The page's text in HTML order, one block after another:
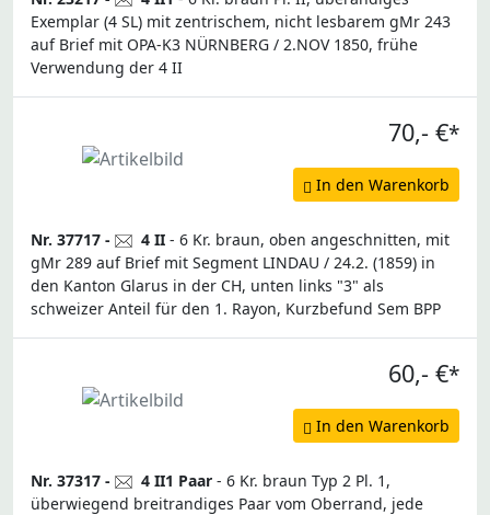
Exemplar (4 SL) mit zentrischem, nicht lesbarem gMr 243
auf Brief mit OPA-K3 NÜRNBERG / 2.NOV 1850, frühe
Verwendung der 4 II
70,- €*
In den Warenkorb
Nr. 37717 - 4 II - 6 Kr. braun, oben angeschnitten, mit
gMr 289 auf Brief mit Segment LINDAU / 24.2. (1859) in
den Kanton Glarus in der CH, unten links "3" als
schweizer Anteil für den 1. Rayon, Kurzbefund Sem BPP
60,- €*
In den Warenkorb
Nr. 37317 - 4 II1 Paar - 6 Kr. braun Typ 2 Pl. 1,
überwiegend breitrandiges Paar vom Oberrand, jede